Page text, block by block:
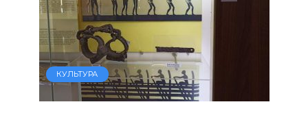
КУЛЬТУРА